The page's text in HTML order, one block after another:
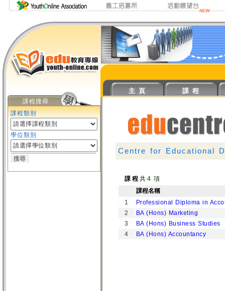
課程搜尋
課程類別
學位類別
主 頁 課 程
Centre for Educational
課 程 共 4 項
課程名稱
1
Professional Diploma in
2
BA (Hons) Marketing
3
BA (Hons) Business Studies
4
BA (Hons) Accountancy